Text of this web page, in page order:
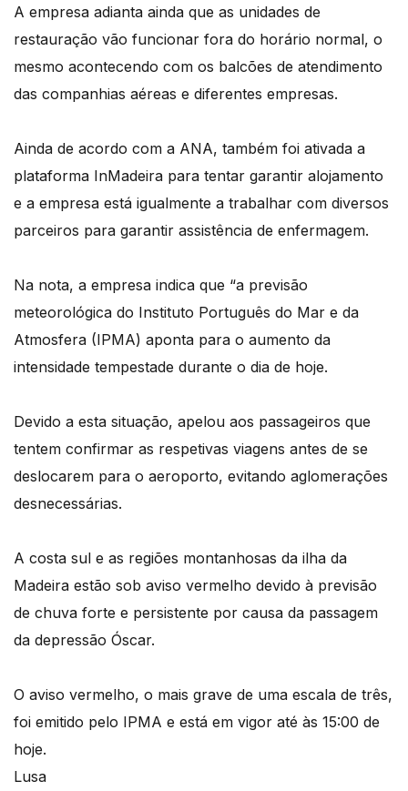
A empresa adianta ainda que as unidades de
restauração vão funcionar fora do horário normal, o
mesmo acontecendo com os balcões de atendimento
das companhias aéreas e diferentes empresas.
Ainda de acordo com a ANA, também foi ativada a
plataforma InMadeira para tentar garantir alojamento
e a empresa está igualmente a trabalhar com diversos
parceiros para garantir assistência de enfermagem.
Na nota, a empresa indica que “a previsão
meteorológica do Instituto Português do Mar e da
Atmosfera (IPMA) aponta para o aumento da
intensidade tempestade durante o dia de hoje.
Devido a esta situação, apelou aos passageiros que
tentem confirmar as respetivas viagens antes de se
deslocarem para o aeroporto, evitando aglomerações
desnecessárias.
A costa sul e as regiões montanhosas da ilha da
Madeira estão sob aviso vermelho devido à previsão
de chuva forte e persistente por causa da passagem
da depressão Óscar.
O aviso vermelho, o mais grave de uma escala de três,
foi emitido pelo IPMA e está em vigor até às 15:00 de
hoje.
Lusa